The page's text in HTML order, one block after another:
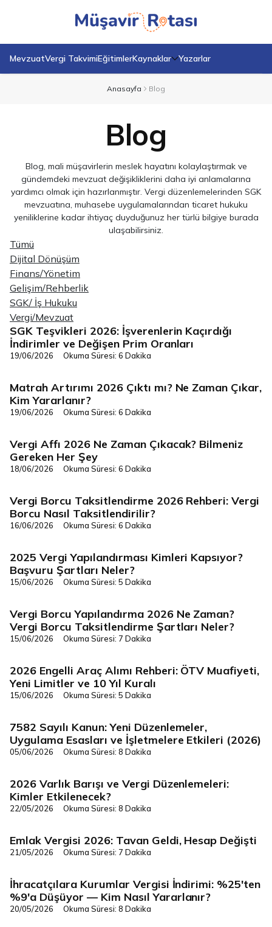
MevzuatVergi TakvimiEğitimlerKaynaklar Yazarlar
Anasayfa Blog
Blog
Blog, mali müşavirlerin meslek hayatını kolaylaştırmak ve
gündemdeki mevzuat değişikliklerini daha iyi anlamalarına
yardımcı olmak için hazırlanmıştır. Vergi düzenlemelerinden SGK
mevzuatına, muhasebe uygulamalarından ticaret hukuku
yeniliklerine kadar ihtiyaç duyduğunuz her türlü bilgiye burada
ulaşabilirsiniz.
Tümü
Dijital Dönüşüm
Finans/Yönetim
Gelişim/Rehberlik
SGK/ İş Hukuku
Vergi/Mevzuat
Vergi/Mevzuat
SGK Teşvikleri 2026: İşverenlerin Kaçırdığı
İndirimler ve Değişen Prim Oranları
19/06/2026 Okuma Süresi: 6 Dakika
Vergi/Mevzuat
Matrah Artırımı 2026 Çıktı mı? Ne Zaman Çıkar,
Kim Yararlanır?
19/06/2026 Okuma Süresi: 6 Dakika
Vergi/Mevzuat
Vergi Affı 2026 Ne Zaman Çıkacak? Bilmeniz
Gereken Her Şey
18/06/2026 Okuma Süresi: 6 Dakika
Vergi/Mevzuat
Vergi Borcu Taksitlendirme 2026 Rehberi: Vergi
Borcu Nasıl Taksitlendirilir?
16/06/2026 Okuma Süresi: 6 Dakika
Vergi/Mevzuat
2025 Vergi Yapılandırması Kimleri Kapsıyor?
Başvuru Şartları Neler?
15/06/2026 Okuma Süresi: 5 Dakika
Vergi/Mevzuat
Vergi Borcu Yapılandırma 2026 Ne Zaman?
Vergi Borcu Taksitlendirme Şartları Neler?
15/06/2026 Okuma Süresi: 7 Dakika
Vergi/Mevzuat
2026 Engelli Araç Alımı Rehberi: ÖTV Muafiyeti,
Yeni Limitler ve 10 Yıl Kuralı
15/06/2026 Okuma Süresi: 5 Dakika
Vergi/Mevzuat
7582 Sayılı Kanun: Yeni Düzenlemeler,
Uygulama Esasları ve İşletmelere Etkileri (2026)
05/06/2026 Okuma Süresi: 8 Dakika
Vergi/Mevzuat
2026 Varlık Barışı ve Vergi Düzenlemeleri:
Kimler Etkilenecek?
22/05/2026 Okuma Süresi: 8 Dakika
Vergi/Mevzuat
Emlak Vergisi 2026: Tavan Geldi, Hesap Değişti
21/05/2026 Okuma Süresi: 7 Dakika
Vergi/Mevzuat
İhracatçılara Kurumlar Vergisi İndirimi: %25'ten
%9'a Düşüyor — Kim Nasıl Yararlanır?
20/05/2026 Okuma Süresi: 8 Dakika